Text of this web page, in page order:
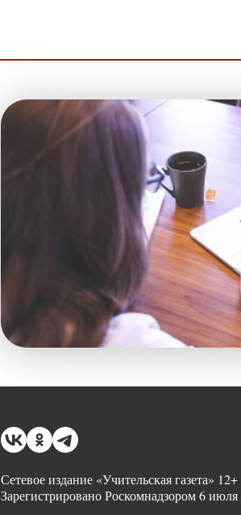
Сетевое издание «Учительская газета» 12+
Зарегистрировано Роскомнадзором 6